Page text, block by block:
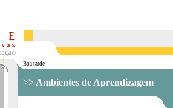
Boa tarde
>> Ambientes de Aprendizagem